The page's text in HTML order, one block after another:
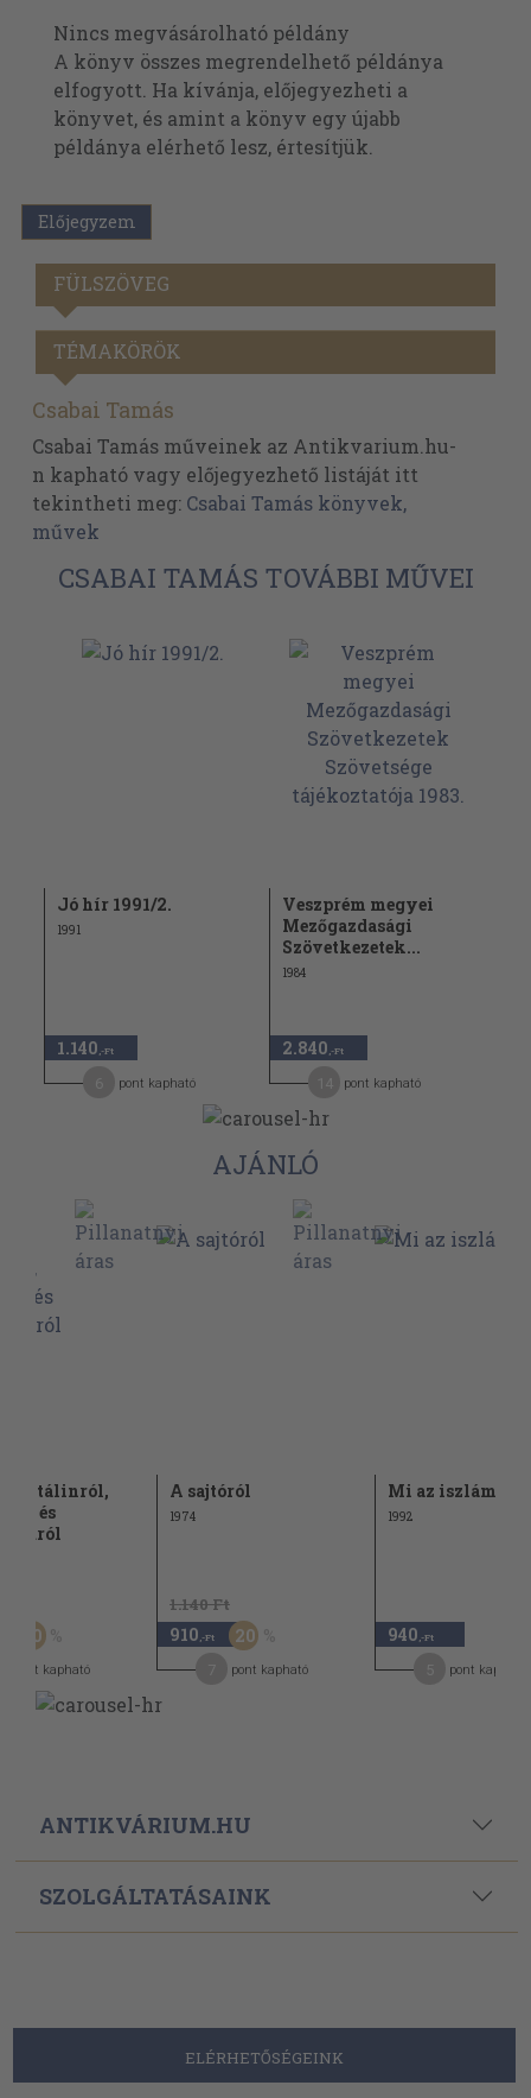
Nincs megvásárolható példány
A könyv összes megrendelhető példánya
elfogyott. Ha kívánja, előjegyezheti a
könyvet, és amint a könyv egy újabb
példánya elérhető lesz, értesítjük.
Előjegyzem
FÜLSZÖVEG
TÉMAKÖRÖK
Csabai Tamás
Csabai Tamás műveinek az Antikvarium.hu-
n kapható vagy előjegyezhető listáját itt
tekintheti meg: Csabai Tamás könyvek,
művek
CSABAI TAMÁS TOVÁBBI MŰVEI
Jó hír 1991/2.
1991
1.140 ,-Ft
pont kapható
Veszprém megyei
Mezőgazdasági
Szövetkezetek...
1984
2.840 ,-Ft
pont kapható
AJÁNLÓ
Sztálinról,
és
30
pont kapható
A sajtóról
1974
1.140 Ft
910 ,-Ft 20
pont kapható
Mi az iszlám? 2.
1992
940 ,-Ft
pont kapható
ANTIKVÁRIUM.HU
SZOLGÁLTATÁSAINK
ELÉRHETŐSÉGEINK